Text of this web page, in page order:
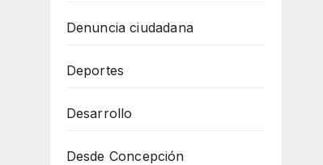
Denuncia ciudadana
Deportes
Desarrollo
Desde Concepción